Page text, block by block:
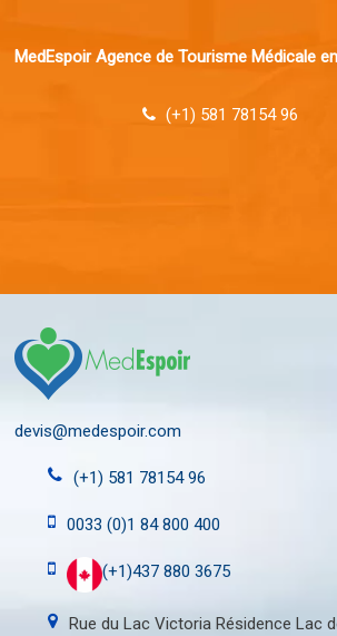
MedEspoir Agence de Tourisme Médicale
(+1) 581 78154 96
devis@medespoir.com
(+1) 581 78154 96
0033 (0)1 84 800 400
(+1)437 880 3675
Rue du Lac Victoria Résidence Lac